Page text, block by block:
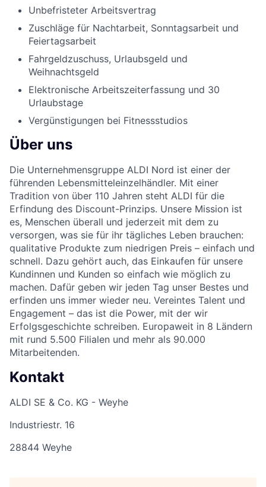
Unbefristeter Arbeitsvertrag
Zuschläge für Nachtarbeit, Sonntagsarbeit und
Feiertagsarbeit
Fahrgeldzuschuss, Urlaubsgeld und
Weihnachtsgeld
Elektronische Arbeitszeiterfassung und 30
Urlaubstage
Vergünstigungen bei Fitnessstudios
Über uns
Die Unternehmensgruppe ALDI Nord ist einer der
führenden Lebensmitteleinzelhändler. Mit einer
Tradition von über 110 Jahren steht ALDI für die
Erfindung des Discount-Prinzips. Unsere Mission ist
es, Menschen überall und jederzeit mit dem zu
versorgen, was sie für ihr tägliches Leben brauchen:
qualitative Produkte zum niedrigen Preis – einfach und
schnell. Dazu gehört auch, das Einkaufen für unsere
Kundinnen und Kunden so einfach wie möglich zu
machen. Dafür geben wir jeden Tag unser Bestes und
erfinden uns immer wieder neu. Vereintes Talent und
Engagement – das ist die Power, mit der wir
Erfolgsgeschichte schreiben. Europaweit in 8 Ländern
mit rund 5.500 Filialen und mehr als 90.000
Mitarbeitenden.
Kontakt
ALDI SE & Co. KG - Weyhe
Industriestr. 16
28844 Weyhe